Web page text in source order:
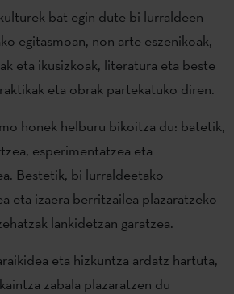
bat egin dute bi lurraldeen
egitasmoan, non arte eszenikoak,
eta ikusizkoak, literatura eta beste
eta obrak partekatuko diren.
honek helburu bikoitza du: batetik,
esperimentatzea eta
Bestetik, bi lurraldeetako
eta izaera berritzailea plazaratzeko
lankidetzan garatzea.
eta hizkuntza ardatz hartuta,
zabala plazaratzen du